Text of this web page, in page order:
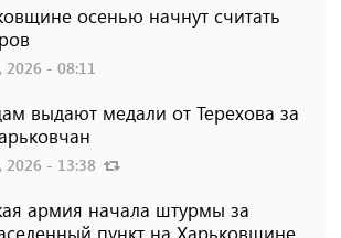
осенью начнут считать
2026 - 08:11
выдают медали от Терехова за
2026 - 13:38
армия начала штурмы за
пункт на Харьковщине